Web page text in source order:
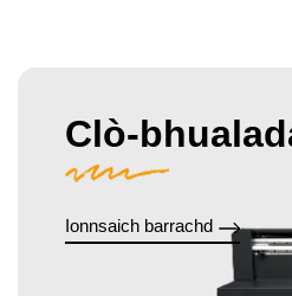
Clò-
Ionnsaich barrachd